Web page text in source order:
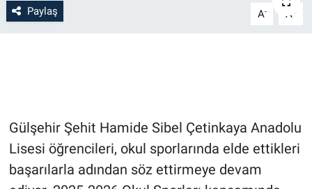
Paylaş A- A +
Gülşehir Şehit Hamide Sibel Çetinkaya Anadolu
Lisesi öğrencileri, okul sporlarında elde ettikleri
başarılarla adından söz ettirmeye devam
Sağlık
3.Sayfa
Medya